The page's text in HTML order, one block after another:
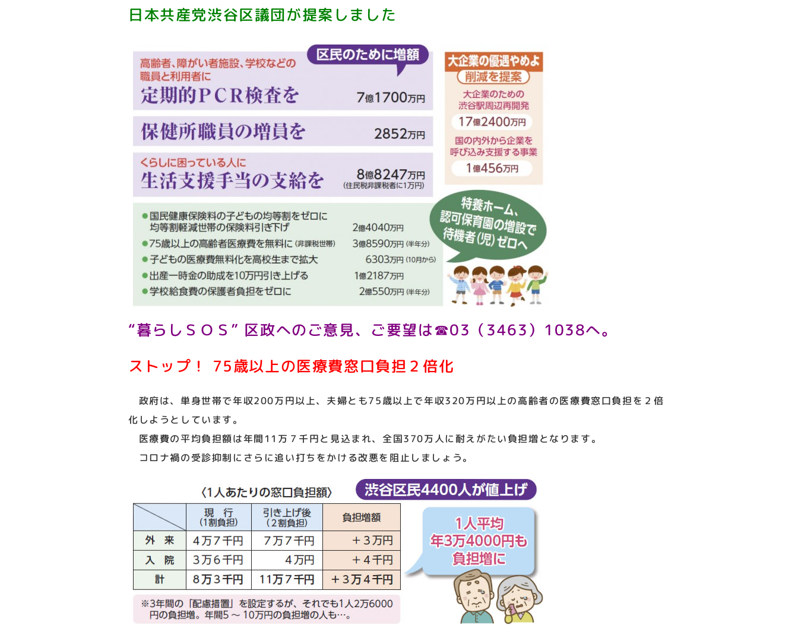
日本共産党渋谷区議団が提案しました
“暮らしＳＯＳ” 区政へのご意見、ご要望は☎03（3463）1038へ。
ストップ！ 75歳以上の医療費窓口負担２倍化
政府は、単身世帯で年収200万円以上、夫婦とも75歳以上で年収320万円以上の高齢者の医療費窓口負担を２倍
化しようとしています。
医療費の平均負担額は年間11万７千円と見込まれ、全国370万人に耐えがたい負担増となります。
コロナ禍の受診抑制にさらに追い打ちをかける改悪を阻止しましょう。